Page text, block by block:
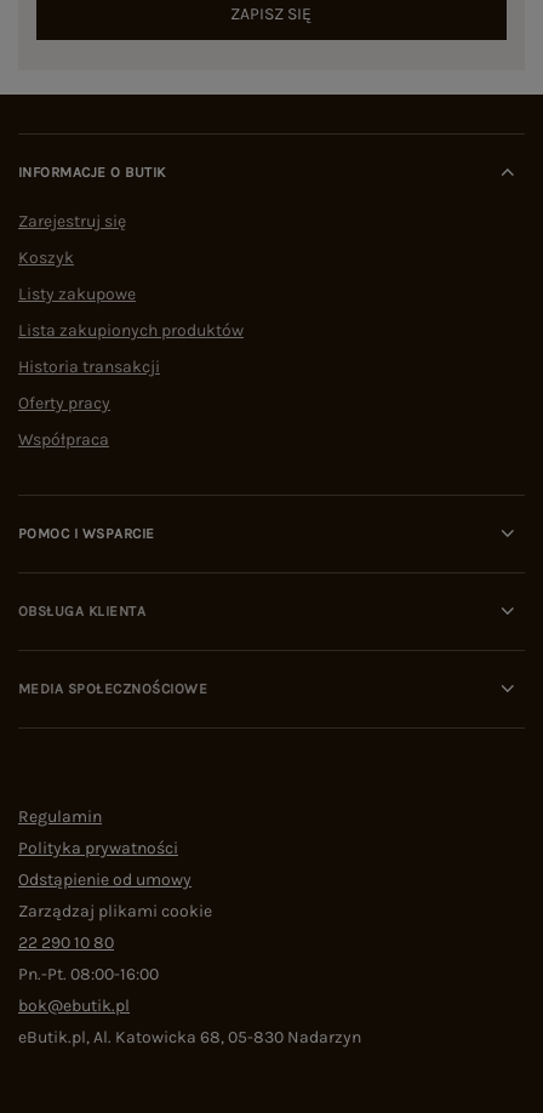
ZAPISZ SIĘ
INFORMACJE O BUTIK
Zarejestruj się
Koszyk
Listy zakupowe
Lista zakupionych produktów
Historia transakcji
Oferty pracy
Współpraca
POMOC I WSPARCIE
OBSŁUGA KLIENTA
MEDIA SPOŁECZNOŚCIOWE
Regulamin
Polityka prywatności
Odstąpienie od umowy
Zarządzaj plikami cookie
22 290 10 80
Pn.-Pt. 08:00-16:00
bok@ebutik.pl
eButik.pl,Al. Katowicka 68,05-830 Nadarzyn